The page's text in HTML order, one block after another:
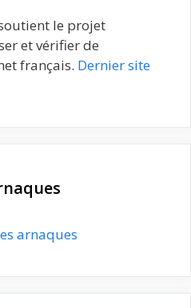
le projet
et vérifier de
français. Dernier site
arnaques